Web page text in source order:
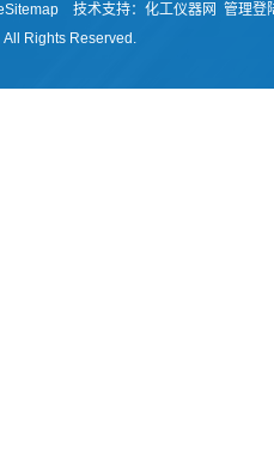
技术支持： 化工仪器网 管理登
Rights Reserved.